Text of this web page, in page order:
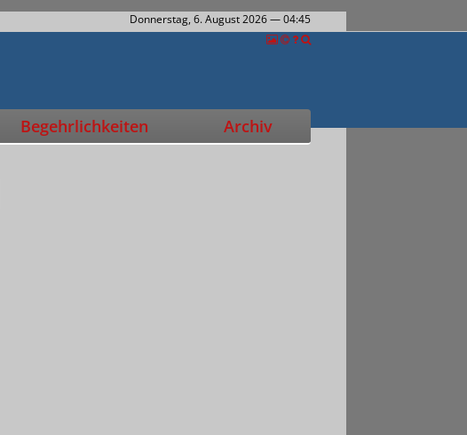
Donnerstag, 6. August 2026— 04:45
Begehrlichkeiten Archiv